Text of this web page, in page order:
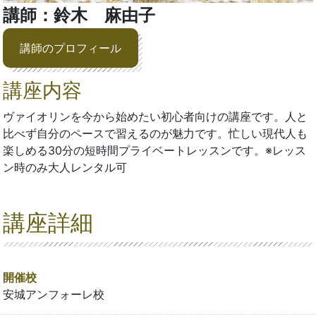
講師：鈴木 麻由子
講師のプロフィール
講座内容
ヴァイオリンを今から始めたい初心者向けの講座です。人と
比べず自分のペースで習えるのが魅力です。忙しい現代人も
楽しめる30分の短時間プライベートレッスンです。※レッス
ン時のみ大人レンタル可
講座詳細
開催校
安城アンフォーレ校